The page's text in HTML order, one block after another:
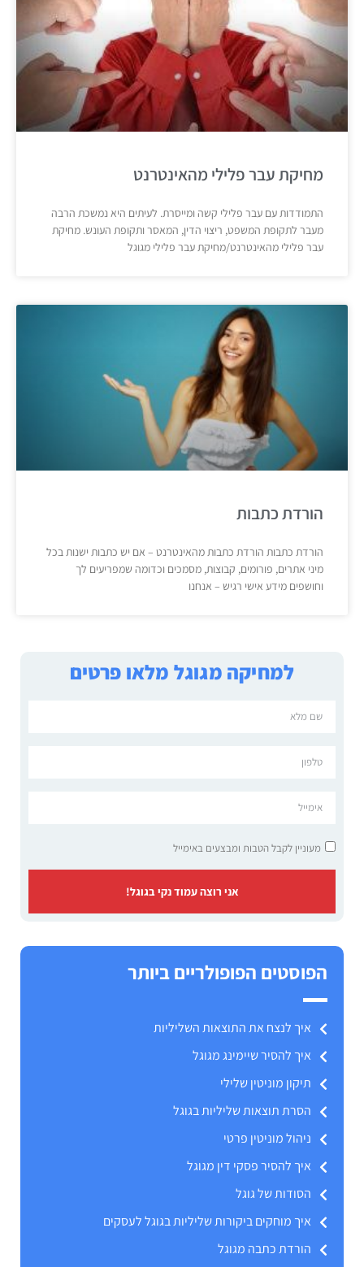
למחיקה מגוגל מלאו פרטים
מעוניין לקבל הטבות ומבצעים באימייל
אני רוצה עמוד נקי בגוגל!
הפוסטים הפופולריים ביותר
איך לנצח את התוצאות השליליות
איך להסיר שיימינג מגוגל
תיקון מוניטין שלילי
הסרת תוצאות שליליות בגוגל
ניהול מוניטין פרטי
איך להסיר פסקי דין מגוגל
הסודות של גוגל
איך מוחקים ביקורות שליליות בגוגל לעסקים
הורדת כתבה מגוגל
מחיקת עבר פלילי מהאינטרנט
התמודדות עם עבר פלילי קשה ומייסרת. לעיתים היא נמשכת הרבה
מעבר לתקופת המשפט, ריצוי הדין, המאסר ותקופת העונש. מחיקת
עבר פלילי מהאינטרנט/מחיקת עבר פלילי מגוגל
הורדת כתבות
הורדת כתבות הורדת כתבות מהאינטרנט – אם יש כתבות ישנות בכל
מיני אתרים, פורומים, קבוצות, מסמכים וכדומה שמפריעים לך
וחושפים מידע אישי רגיש – אנחנו